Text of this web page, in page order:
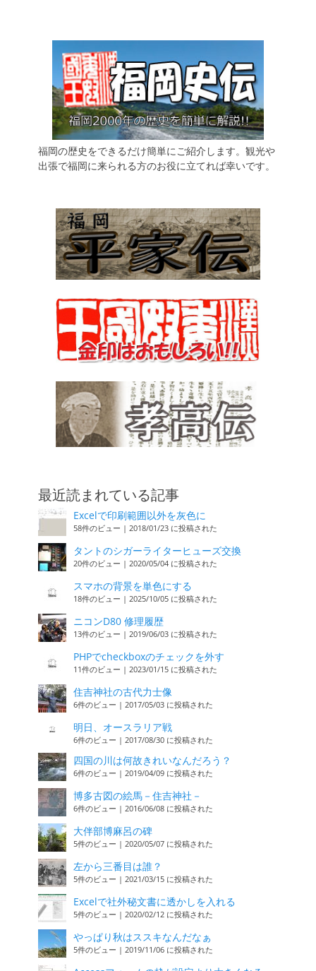
福岡の歴史をできるだけ簡単にご紹介します。観光や
出張で福岡に来られる方のお役に立てれば幸いです。
最近読まれている記事
Excelで印刷範囲以外を灰色に
58件のビュー | 2018/01/23 に投稿された
タントのシガーライターヒューズ交換
20件のビュー | 2020/05/04 に投稿された
スマホの背景を単色にする
18件のビュー | 2025/10/05 に投稿された
ニコンD80 修理履歴
13件のビュー | 2019/06/03 に投稿された
PHPでcheckboxのチェックを外す
11件のビュー | 2023/01/15 に投稿された
住吉神社の古代力士像
6件のビュー | 2017/05/03 に投稿された
明日、オースラリア戦
6件のビュー | 2017/08/30 に投稿された
四国の川は何故きれいなんだろう？
6件のビュー | 2019/04/09 に投稿された
博多古図の絵馬－住吉神社－
6件のビュー | 2016/06/08 に投稿された
大伴部博麻呂の碑
5件のビュー | 2020/05/07 に投稿された
左から三番目は誰？
5件のビュー | 2021/03/15 に投稿された
Excelで社外秘文書に透かしを入れる
5件のビュー | 2020/02/12 に投稿された
やっぱり秋はススキなんだなぁ
5件のビュー | 2019/11/06 に投稿された